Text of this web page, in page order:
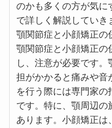
のかも多くの方が気に
で詳しく解説していき
顎関節症と小顔矯正の
顎関節症と小顔矯正の
し、注意が必要です
担がかかると痛みや音
を行う際には専門家の
です。特に、顎周辺
あります。小顔矯正は